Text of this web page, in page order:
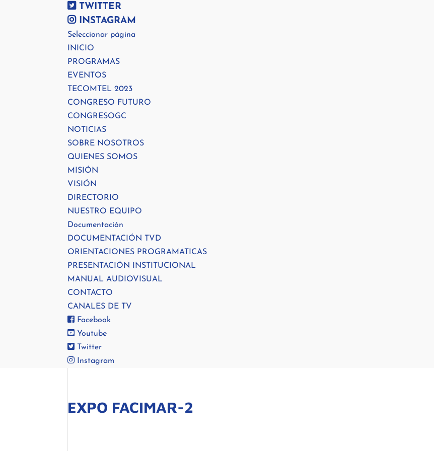
TWITTER
INSTAGRAM
Seleccionar página
INICIO
PROGRAMAS
EVENTOS
TECOMTEL 2023
CONGRESO FUTURO
CONGRESOGC
NOTICIAS
SOBRE NOSOTROS
QUIENES SOMOS
MISIÓN
VISIÓN
DIRECTORIO
NUESTRO EQUIPO
Documentación
DOCUMENTACIÓN TVD
ORIENTACIONES PROGRAMATICAS
PRESENTACIÓN INSTITUCIONAL
MANUAL AUDIOVISUAL
CONTACTO
CANALES DE TV
Facebook
Youtube
Twitter
Instagram
EXPO FACIMAR-2